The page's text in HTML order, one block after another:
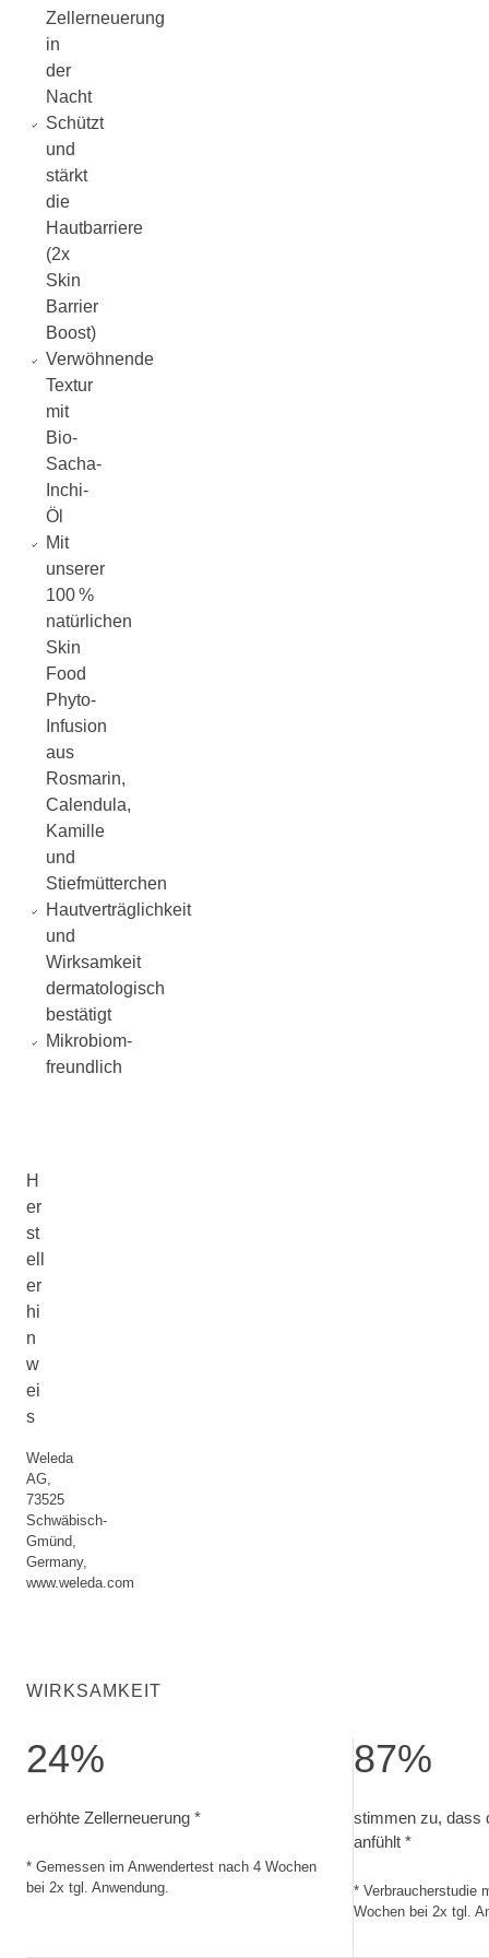
Zellerneuerung
in
der
Nacht
Schützt
und
stärkt
die
Hautbarriere
(2x
Skin
Barrier
Boost)
Verwöhnende
Textur
mit
Bio-
Sacha-
Inchi-
Öl
Mit
unserer
100 %
natürlichen
Skin
Food
Phyto-
Infusion
aus
Rosmarin,
Calendula,
Kamille
und
Stiefmütterchen
Hautverträglichkeit
und
Wirksamkeit
dermatologisch
bestätigt
Mikrobiom-
freundlich
H
er
st
ell
er
hi
n
w
ei
s
Weleda
AG,
73525
Schwäbisch-
Gmünd,
Germany,
www.weleda.com
WIRKSAMKEIT
24%
erhöhte Zellerneuerung *
* Gemessen im Anwendertest nach 4 Wochen
bei 2x tgl. Anwendung.
87%
stimmen zu, dass
anfühlt *
* Verbraucherstudie
Wochen bei 2x tgl.